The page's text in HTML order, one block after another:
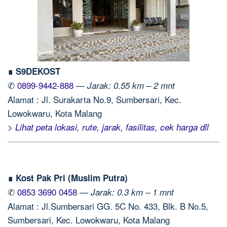
∎ S9DEKOST
✆ 0899-9442-888 — Jarak: 0.55 km – 2 mnt
Alamat : Jl. Surakarta No.9, Sumbersari, Kec.
Lowokwaru, Kota Malang
> Lihat peta lokasi, rute, jarak, fasilitas, cek harga dll
∎ Kost Pak Pri (Muslim Putra)
✆ 0853 3690 0458 — Jarak: 0.3 km – 1 mnt
Alamat : Jl.Sumbersari GG. 5C No. 433, Blk. B No.5,
Sumbersari, Kec. Lowokwaru, Kota Malang